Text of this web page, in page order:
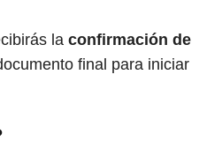
la confirmación de
final para iniciar